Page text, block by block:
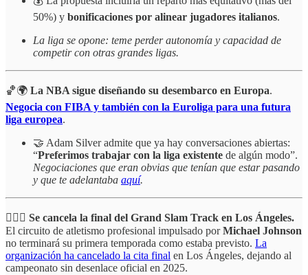
50%) y bonificaciones por alinear jugadores italianos.
La liga se opone: teme perder autonomía y capacidad de
competir con otras grandes ligas.
🏀🌍 La NBA sigue diseñando su desembarco en Europa.
Negocia con FIBA y también con la Euroliga para una futura
liga europea.
🤝 Adam Silver admite que ya hay conversaciones abiertas:
“Preferimos trabajar con la liga existente de algún modo”.
Negociaciones que eran obvias que tenían que estar pasando
y que te adelantaba aquí.
🏃‍♂️❌ Se cancela la final del Grand Slam Track en Los Ángeles.
El circuito de atletismo profesional impulsado porMichael Johnson
no terminará su primera temporada como estaba previsto. La
organización ha cancelado la cita final en Los Ángeles, dejando al
campeonato sin desenlace oficial en 2025.